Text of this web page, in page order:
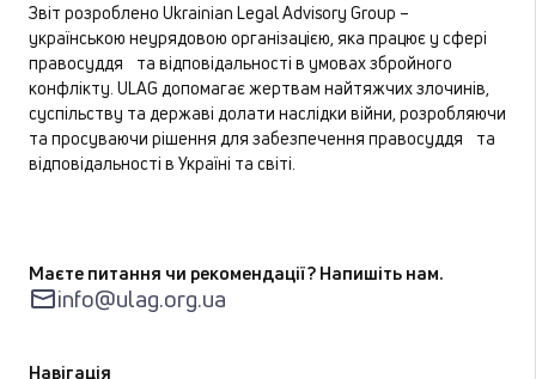
Звіт розроблено Ukrainian Legal Advisory Group –
українською неурядовою організацією, яка працює у сфері
правосуддя та відповідальності в умовах збройного
конфлікту. ULAG допомагає жертвам найтяжчих злочинів,
суспільству та державі долати наслідки війни, розробляючи
та просуваючи рішення для забезпечення правосуддя та
відповідальності в Україні та світі.
Маєте питання чи рекомендації? Напишіть нам.
info@ulag.org.ua
Навігація